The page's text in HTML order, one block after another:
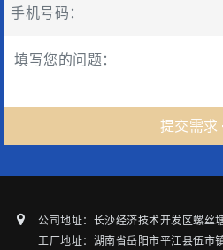
提交需求
公司地址：长沙经济技术开发区螺丝
工厂地址：湖南省岳阳市平江县伍市